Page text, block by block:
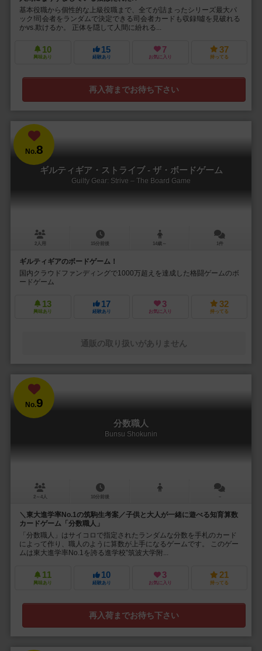
基本役職から個性的な上級役職まで、全てが詰まったシリーズ最大パ
ック!司会者をランダムで決定できる司会者カードも収録!噓を見破れる
かvs.欺けるか。 正体を隠して人間に紛れる...
10
興味あり
15
経験あり
7
お気に入り
37
持ってる
再入荷までお待ち下さい
No.8
ギルティギア・ストライブ - ザ・ボードゲーム
Guilty Gear: Strive – The Board Game
2人用 15分前後 14歳～ 1件
ギルティギアのボードゲーム！
国内クラウドファンディングで1000万超えを達成した格闘ゲームのボ
ードゲーム
13
興味あり
17
経験あり
3
お気に入り
32
持ってる
通販の取り扱いがありません
No.9
分数職人
Bunsu Shokunin
2～4人 10分前後 －
＼東大進学率No.1の筑駒生考案／子供と大人が一緒に遊べる知育算数
カードゲーム「分数職人」
「分数職人」はサイコロで指定されたランダムな分数を手札のカード
によって作り、職人のように算数が上手になるゲームです。 このゲー
ムは東大進学率No.1を誇る進学校”筑波大学附...
11
興味あり
10
経験あり
3
お気に入り
21
持ってる
再入荷までお待ち下さい